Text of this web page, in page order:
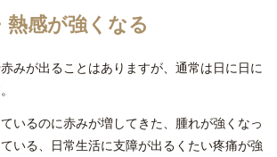
熱感が強くなる
みが出ることはありますが、通常は日に日に
いるのに赤みが増してきた、腫れが強くなっ
いる、日常生活に支障が出るくたい疼痛が強